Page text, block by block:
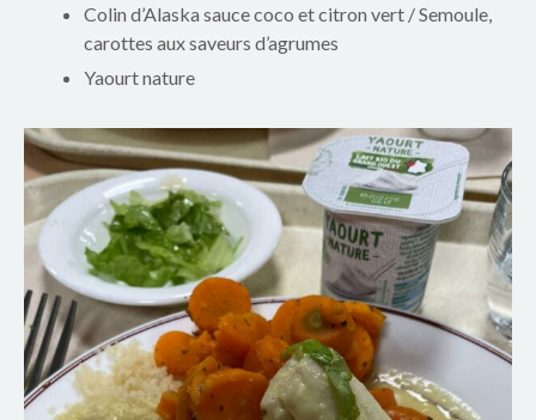
t
s
d
u
g
r
Colin d’Alaska sauce coco et citron vert / Semoule,
carottes aux saveurs d’agrumes
Yaourt nature